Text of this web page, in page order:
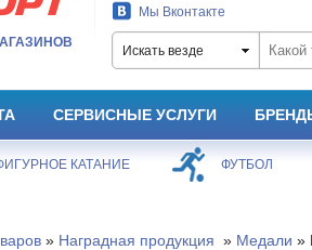
Мы Вконтакте
Искать везде
СЕРВИСНЫЕ УСЛУГИ
КАТАНИЕ ФУТБОЛ
» Наградная продукция » Медали »